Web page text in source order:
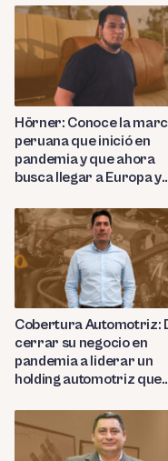
Hörner: Conoce la
peruana que inició en
pandemia y que ahora
busca llegar a Europa y
productos de cuero de
Cobertura Automotriz:
cerrar su negocio en
pandemia a liderar un
holding automotriz que
en Perú